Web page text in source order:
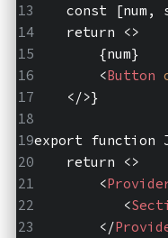
const [num,
    return
<>
        {num}
<Button
</>}
export
    return
<>
<
<
</